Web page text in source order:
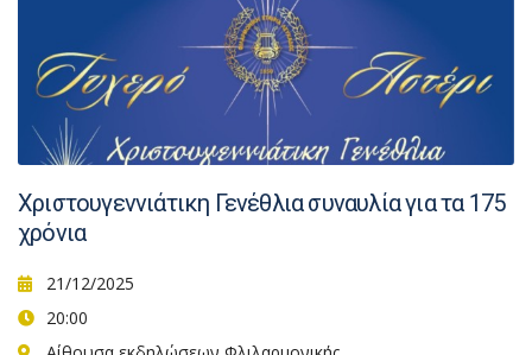
Χριστουγεννιάτικη Γενέθλια συναυλία για τα 175
χρόνια
21/12/2025
20:00